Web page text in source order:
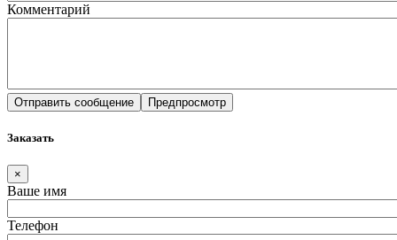
Комментарий
Заказать
×
Ваше имя
Телефон